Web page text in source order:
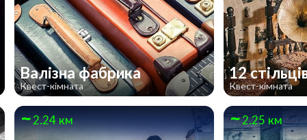
Валізна фабрика
Квест-кімната
12
Квест-кімната
2.24 км 2.25 км